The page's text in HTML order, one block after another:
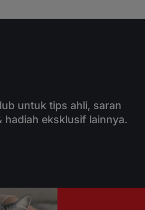
untuk tips ahli, saran
hadiah eksklusif lainnya.